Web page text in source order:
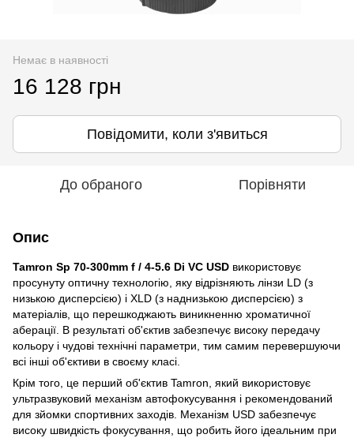
Немає в наявності
16 128 грн
Повідомити, коли з'явиться
До обраного Порівняти
Опис
Tamron Sp 70-300mm f / 4-5.6 Di VC USD використовує
просунуту оптичну технологію, яку відрізняють лінзи LD (з
низькою дисперсією) і XLD (з наднизькою дисперсією) з
матеріалів, що перешкоджають виникненню хроматичної
аберації. В результаті об'єктив забезпечує високу передачу
кольору і чудові технічні параметри, тим самим перевершуючи
всі інші об'єктиви в своєму класі.
Крім того, це перший об'єктив Tamron, який використовує
ультразвуковий механізм автофокусування і рекомендований
для зйомки спортивних заходів. Механізм USD забезпечує
високу швидкість фокусування, що робить його ідеальним при